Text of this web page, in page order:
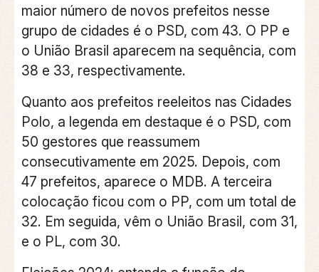
maior número de novos prefeitos nesse
grupo de cidades é o PSD, com 43. O PP e
o União Brasil aparecem na sequência, com
38 e 33, respectivamente.
Quanto aos prefeitos reeleitos nas Cidades
Polo, a legenda em destaque é o PSD, com
50 gestores que reassumem
consecutivamente em 2025. Depois, com
47 prefeitos, aparece o MDB. A terceira
colocação ficou com o PP, com um total de
32. Em seguida, vêm o União Brasil, com 31,
e o PL, com 30.